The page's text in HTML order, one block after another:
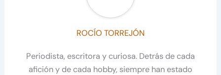
ROCÍO TORREJÓN
Periodista, escritora y curiosa. Detrás de cada
afición y de cada hobby, siempre han estado